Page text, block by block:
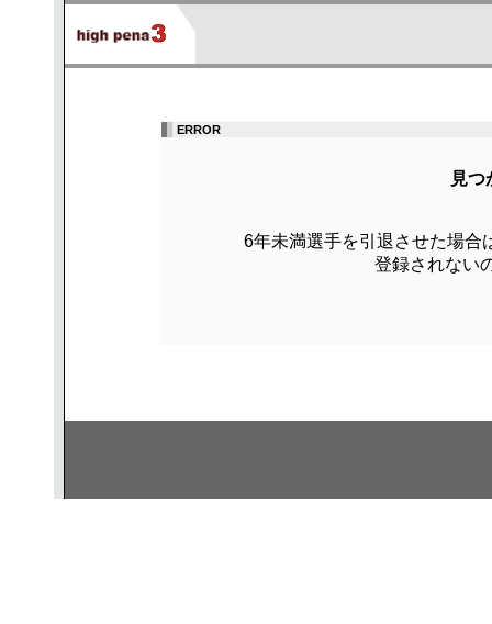
ERROR
見つ
6年未満選手を引退させた場合
登録されない